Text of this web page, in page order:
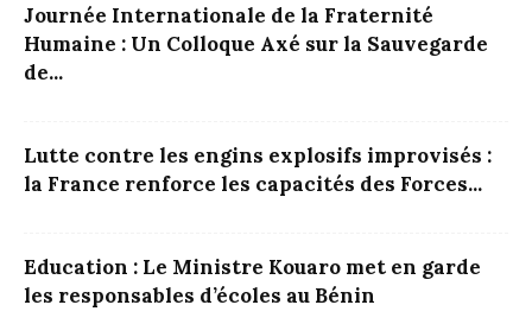
Journée Internationale de la Fraternité
Humaine : Un Colloque Axé sur la Sauvegarde
de...
Lutte contre les engins explosifs improvisés :
la France renforce les capacités des Forces...
Education : Le Ministre Kouaro met en garde
les responsables d’écoles au Bénin